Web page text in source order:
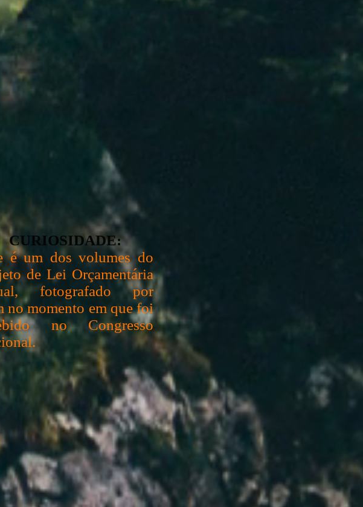
CURIOSIDADE:
é um dos volumes do
de Lei Orçamentária
fotografado por
no momento em que foi
no Congresso
inaugural!
e orçamento da Constituição
Orçamentárias (LDO) e a Lei
planejamento e o orçamento dos